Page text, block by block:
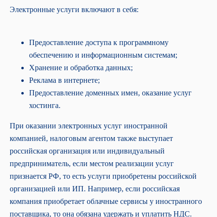
Электронные услуги включают в себя:
Предоставление доступа к программному
обеспечению и информационным системам;
Хранение и обработка данных;
Реклама в интернете;
Предоставление доменных имен, оказание услуг
хостинга.
При оказании электронных услуг иностранной
компанией, налоговым агентом также выступает
российская организация или индивидуальный
предприниматель, если местом реализации услуг
признается РФ, то есть услуги приобретены российской
организацией или ИП. Например, если российская
компания приобретает облачные сервисы у иностранного
поставщика, то она обязана удержать и уплатить НДС.